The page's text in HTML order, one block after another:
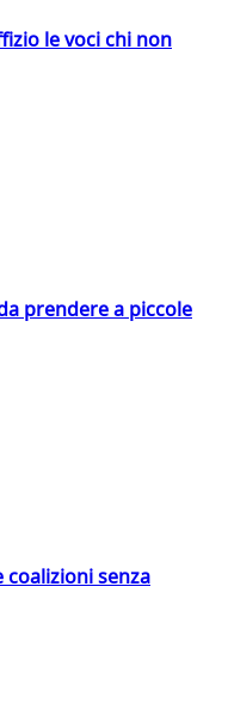
le voci chi non
prendere a piccole
senza